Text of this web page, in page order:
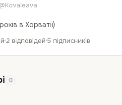
в Хорватії)
2 відповідей 5 підписників
0